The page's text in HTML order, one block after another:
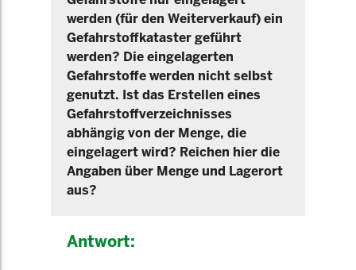
werden (für den Weiterverkauf) ein
Gefahrstoffkataster geführt
werden? Die eingelagerten
Gefahrstoffe werden nicht selbst
genutzt. Ist das Erstellen eines
Gefahrstoffverzeichnisses
abhängig von der Menge, die
eingelagert wird? Reichen hier die
Angaben über Menge und Lagerort
aus?
Antwort: